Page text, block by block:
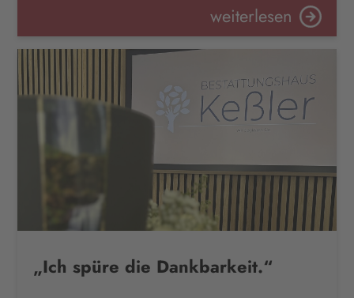
weiterlesen
„Ich spüre die Dankbarkeit.“